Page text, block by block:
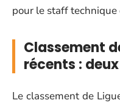
pour le staff technique
Classement
récents :
Le classement de